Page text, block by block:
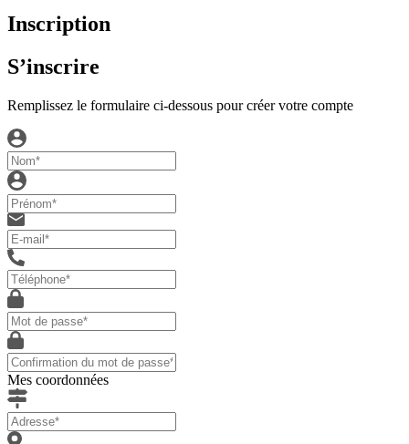
Inscription
S’inscrire
Remplissez le formulaire ci-dessous pour créer votre compte
Mes coordonnées